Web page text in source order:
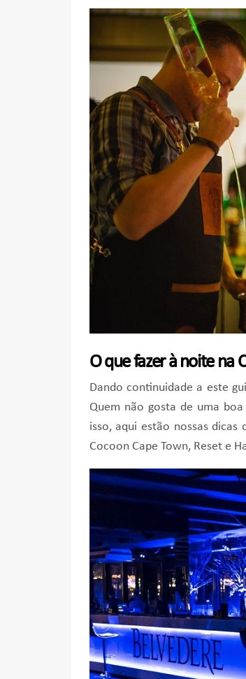
O que fazer à noite na
Dando continuidade a este
Quem não gosta de uma
isso, aqui estão nossas dicas
Cocoon Cape Town, Reset e